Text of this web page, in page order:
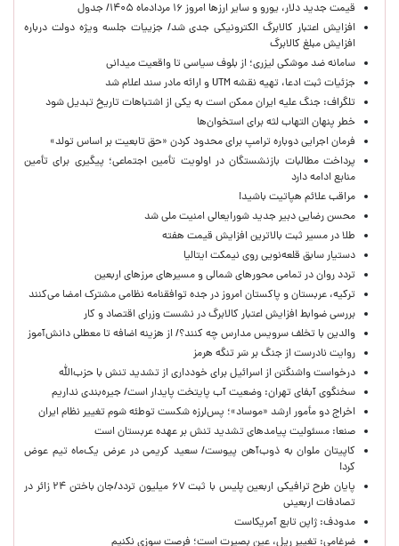
قیمت جدید دلار، یورو و سایر ارزها امروز ۱۶ مردادماه ۱۴۰۵/ جدول
افزایش اعتبار کالابرگ الکترونیکی جدی شد/ جزییات جلسه ویژه دولت درباره
افزایش مبلغ کالابرگ
سامانه ضد موشکی لیزری؛ از بلوف سیاسی تا واقعیت میدانی
جزئیات ثبت ادعا، تهیه نقشه UTM و ارائه مادر سند اعلام شد
تلگراف: جنگ علیه ایران ممکن است به یکی از اشتباهات تاریخ تبدیل شود
خطر پنهان التهاب لثه برای استخوان‌ها
فرمان اجرایی دوباره ترامپ برای محدود کردن «حق تابعیت بر اساس تولد»
پرداخت مطالبات بازنشستگان در اولویت تأمین اجتماعی؛ پیگیری برای تأمین
منابع ادامه دارد
مراقب علائم هپاتیت باشید!
محسن رضایی دبیر جدید شورایعالی امنیت ملی شد
طلا در مسیر ثبت بالاترین افزایش قیمت هفته
دستیار سابق قلعه‌نویی روی نیمکت ایتالیا
تردد روان در تمامی محورهای شمالی و مسیرهای مرزهای اربعین
ترکیه، عربستان و پاکستان امروز در جده توافقنامه نظامی مشترک امضا می‌کنند
بررسی ضوابط افزایش اعتبار کالابرگ در نشست وزرای اقتصاد و کار
والدین با تخلف سرویس مدارس چه کنند؟/ از هزینه اضافه تا معطلی دانش‌آموز
روایت نادرست از جنگ بر سَر تنگه هرمز
درخواست واشنگتن از اسرائیل برای خودداری از تشدید تنش با حزب‌الله
سخنگوی آبفای تهران: وضعیت آب پایتخت پایدار است/ جیره‌بندی نداریم
اخراج دو مأمور ارشد «موساد»؛ پس‌لرزه شکست توطئه شوم تغییر نظام ایران
صنعا: مسئولیت پیامدهای تشدید تنش بر عهده عربستان است
کاپیتان ملوان به ذوب‌آهن پیوست/ سعید کریمی در عرض یک‌ماه تیم عوض
کرد!
پایان طرح ترافیکی اربعین پلیس با ثبت ۶۷ میلیون تردد/جان باختن ۲۴ زائر در
تصادفات اربعینی
مدودف: ژاپن تابع آمریکاست
ضرغامی: تغییر ریل، عین بصیرت است؛ فرصت سوزی نکنیم